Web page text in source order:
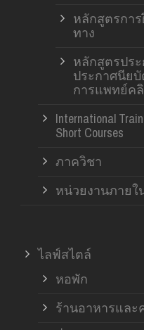
หลักสูตรกา
ทาง
หลักสูตรปร
ประกาศนีย
การแพทย์ค
International
Short Courses
ภาควิชา
หน่วยงานภายใ
ไลฟ์สไตล์
หอพัก
ร้านอาหารและ